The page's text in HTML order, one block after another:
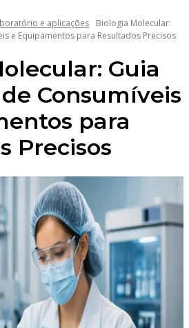
e aplicações
Biologia Molecular:
e Equipamentos para Resultados Precisos
Guia
Consumíveis
para
Precisos